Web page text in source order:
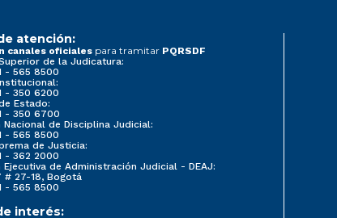
atención:
canales oficiales para tramitar PQRSDF
de la Judicatura:
- 565 8500
- 350 6200
Estado:
- 350 6700
Nacional de Disciplina Judicial:
- 565 8500
de Justicia:
- 362 2000
Ejecutiva de Administración Judicial - DEAJ:
# 27-18, Bogotá
- 565 8500
interés: